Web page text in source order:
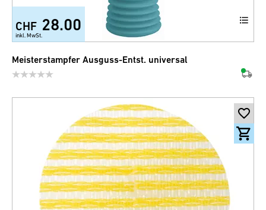
CHF 28.00
inkl. MwSt.
Meisterstampfer Ausguss-Entst. universal